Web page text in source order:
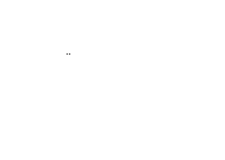
Ähnliche Produkte